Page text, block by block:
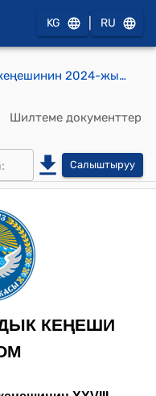
KG RU
Орловка шаардык кеңешинин 2024-жылдын 31-январындагы № 140/28-28 "Орловка суу каналы" муниципалдык ишканасынын 2023-жылда кирише жана чыгаша бөлүктөрү боюнча бюджетинин аткарылышы жөнүндө маалымат" токтому
Шилтеме документтер
Салыштыруу